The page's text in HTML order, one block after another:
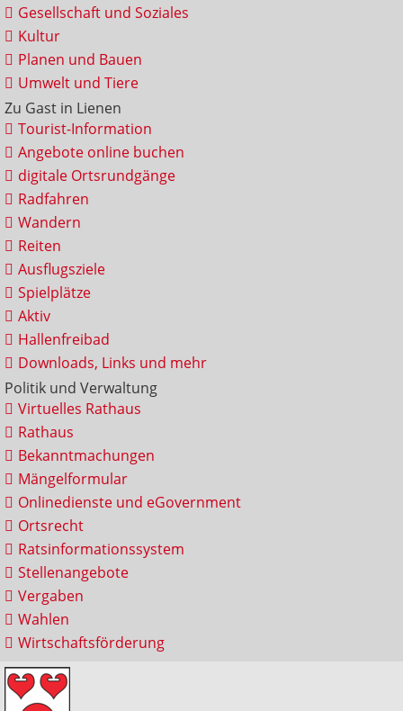
Gesellschaft und Soziales
Kultur
Planen und Bauen
Umwelt und Tiere
Zu Gast in Lienen
Tourist-Information
Angebote online buchen
digitale Ortsrundgänge
Radfahren
Wandern
Reiten
Ausflugsziele
Spielplätze
Aktiv
Hallenfreibad
Downloads, Links und mehr
Politik und Verwaltung
Virtuelles Rathaus
Rathaus
Bekanntmachungen
Mängelformular
Onlinedienste und eGovernment
Ortsrecht
Ratsinformationssystem
Stellenangebote
Vergaben
Wahlen
Wirtschaftsförderung